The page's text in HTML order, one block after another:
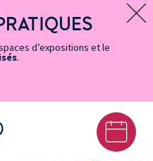
d’expositions et le
.